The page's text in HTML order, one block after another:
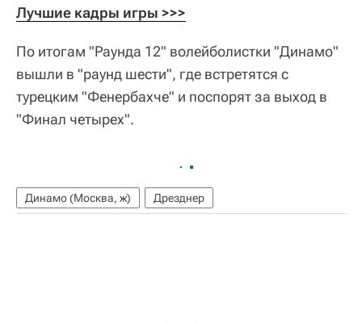
Лучшие кадры игры >>>
По итогам "Раунда 12" волейболистки "Динамо"
вышли в "раунд шести", где встретятся с
турецким "Фенербахче" и поспорят за выход в
"Финал четырех".
Динамо (Москва, ж) Дрезднер